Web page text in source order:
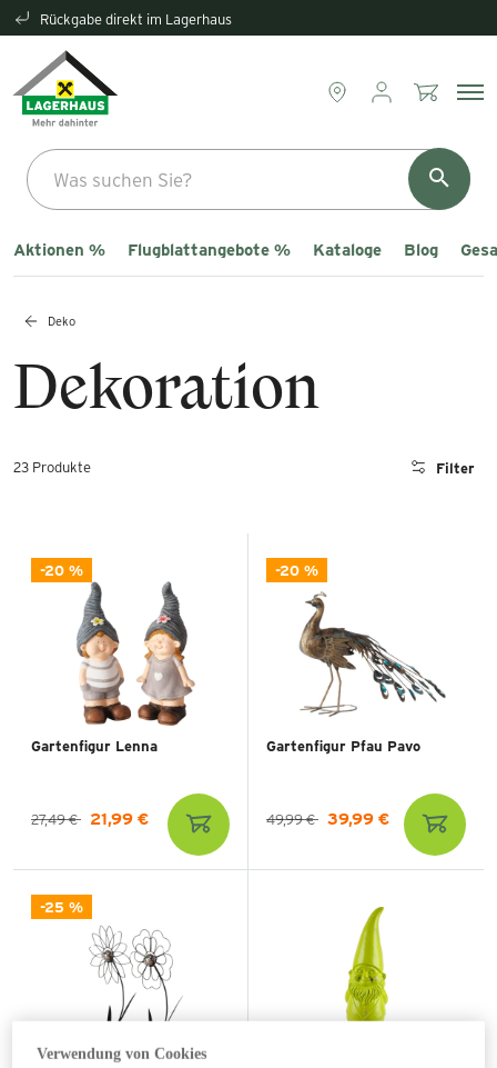
Rückgabe direkt im Lagerhaus
Aktionen % Flugblattangebote % Kataloge Blog
Deko
Dekoration
23 Produkte Filter
-20 %
Gartenfigur Lenna
27,49 € 21,99 €
-20 %
Gartenfigur Pfau Pavo
49,99 € 39,99 €
-25 %
Verwendung von Cookies